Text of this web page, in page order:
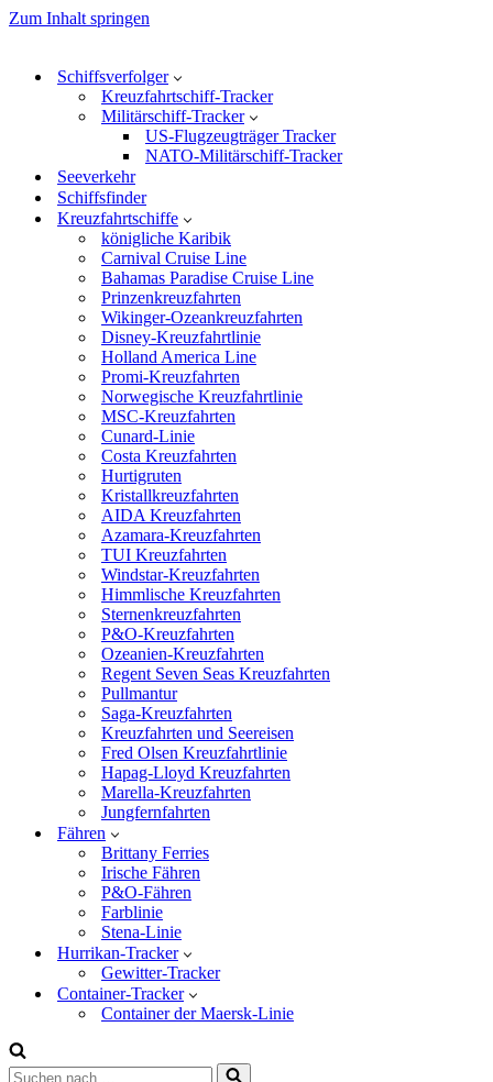
Zum Inhalt springen
Schiffsverfolger
Kreuzfahrtschiff-Tracker
Militärschiff-Tracker
US-Flugzeugträger Tracker
NATO-Militärschiff-Tracker
Seeverkehr
Schiffsfinder
Kreuzfahrtschiffe
königliche Karibik
Carnival Cruise Line
Bahamas Paradise Cruise Line
Prinzenkreuzfahrten
Wikinger-Ozeankreuzfahrten
Disney-Kreuzfahrtlinie
Holland America Line
Promi-Kreuzfahrten
Norwegische Kreuzfahrtlinie
MSC-Kreuzfahrten
Cunard-Linie
Costa Kreuzfahrten
Hurtigruten
Kristallkreuzfahrten
AIDA Kreuzfahrten
Azamara-Kreuzfahrten
TUI Kreuzfahrten
Windstar-Kreuzfahrten
Himmlische Kreuzfahrten
Sternenkreuzfahrten
P&O-Kreuzfahrten
Ozeanien-Kreuzfahrten
Regent Seven Seas Kreuzfahrten
Pullmantur
Saga-Kreuzfahrten
Kreuzfahrten und Seereisen
Fred Olsen Kreuzfahrtlinie
Hapag-Lloyd Kreuzfahrten
Marella-Kreuzfahrten
Jungfernfahrten
Fähren
Brittany Ferries
Irische Fähren
P&O-Fähren
Farblinie
Stena-Linie
Hurrikan-Tracker
Gewitter-Tracker
Container-Tracker
Container der Maersk-Linie
Suchen